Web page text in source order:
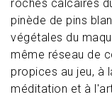
roches calcaires
pinède de pins
végétales du
même réseau de
propices au jeu, à
méditation et à